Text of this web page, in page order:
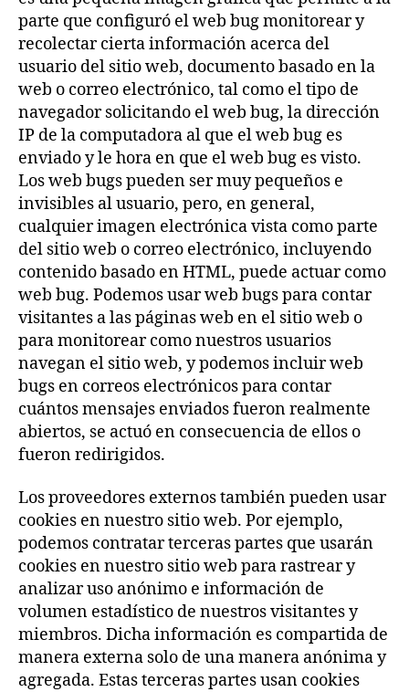
parte que configuró el web bug monitorear y
recolectar cierta información acerca del
usuario del sitio web, documento basado en la
web o correo electrónico, tal como el tipo de
navegador solicitando el web bug, la dirección
IP de la computadora al que el web bug es
enviado y le hora en que el web bug es visto.
Los web bugs pueden ser muy pequeños e
invisibles al usuario, pero, en general,
cualquier imagen electrónica vista como parte
del sitio web o correo electrónico, incluyendo
contenido basado en HTML, puede actuar como
web bug. Podemos usar web bugs para contar
visitantes a las páginas web en el sitio web o
para monitorear como nuestros usuarios
navegan el sitio web, y podemos incluir web
bugs en correos electrónicos para contar
cuántos mensajes enviados fueron realmente
abiertos, se actuó en consecuencia de ellos o
fueron redirigidos.
Los proveedores externos también pueden usar
cookies en nuestro sitio web. Por ejemplo,
podemos contratar terceras partes que usarán
cookies en nuestro sitio web para rastrear y
analizar uso anónimo e información de
volumen estadístico de nuestros visitantes y
miembros. Dicha información es compartida de
manera externa solo de una manera anónima y
agregada. Estas terceras partes usan cookies